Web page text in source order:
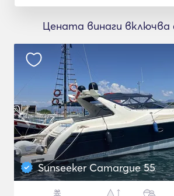
Цената винаги включва
Sunseeker Camargue 55